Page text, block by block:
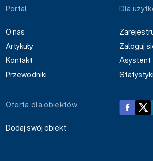
Portal
O nas
Artykuły
Kontakt
Przewodniki
Dla
Zaloguj
Asystent
Statystyki
Oferta dla obiektów
Dodaj swój obiekt